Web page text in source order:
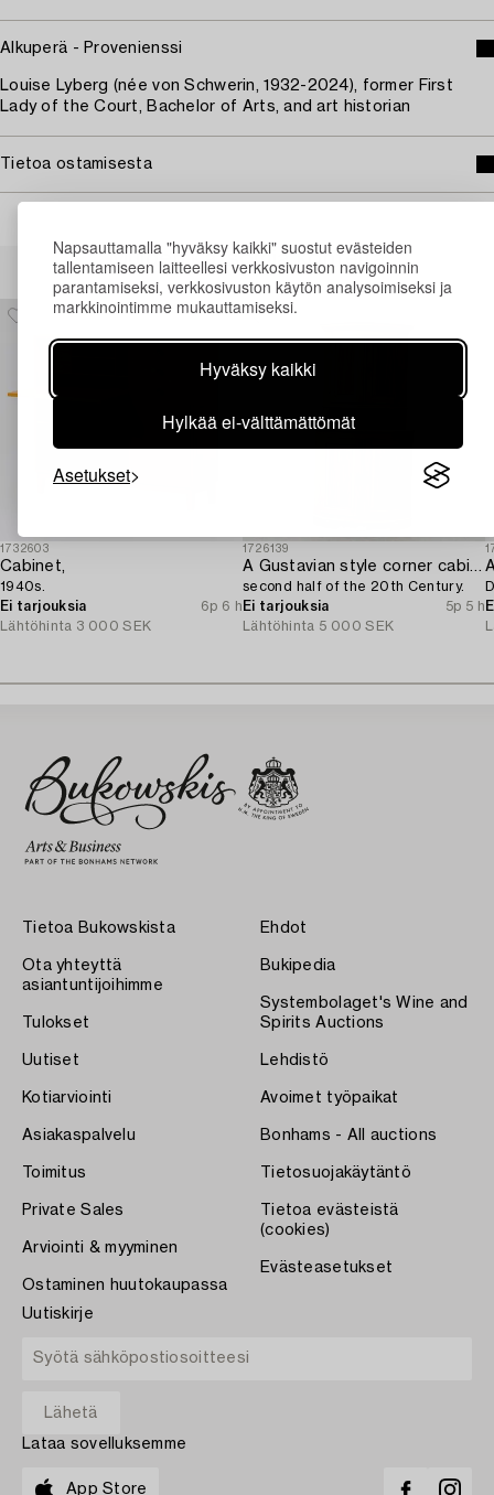
Napsauttamalla "hyväksy kaikki" suostut evästeiden
tallentamiseen laitteellesi verkkosivuston navigoinnin
parantamiseksi, verkkosivuston käytön analysoimiseksi ja
markkinointimme mukauttamiseksi.
Hyväksy kaikki
Hylkää ei-välttämättömät
Asetukset
Alkuperä - Provenienssi
Louise Lyberg (née von Schwerin, 1932-2024), former First
Lady of the Court, Bachelor of Arts, and art historian
Tietoa ostamisesta
Muiden katsomia kohteita
1732603
Cabinet,
1940s.
Ei tarjouksia
6p 6 h
Lähtöhinta 3 000 SEK
1726139
A Gustavian style corner cabinet,
second half of the 20th Century.
Ei tarjouksia
5p 5 h
Lähtöhinta 5 000 SEK
Tietoa Bukowskista
Ota yhteyttä
asiantuntijoihimme
Tulokset
Uutiset
Kotiarviointi
Asiakaspalvelu
Toimitus
Private Sales
Arviointi & myyminen
Ostaminen huutokaupassa
Ehdot
Bukipedia
Systembolaget's Wine and
Spirits Auctions
Lehdistö
Avoimet työpaikat
Bonhams - All auctions
Tietosuojakäytäntö
Tietoa evästeistä
(cookies)
Evästeasetukset
Uutiskirje
Lataa sovelluksemme
App Store